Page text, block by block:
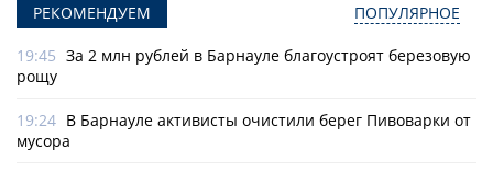
РЕКОМЕНДУЕМ ПОПУЛЯРНОЕ
19:45 За 2 млн рублей в Барнауле благоустроят березовую
рощу
19:24 В Барнауле активисты очистили берег Пивоварки от
мусора